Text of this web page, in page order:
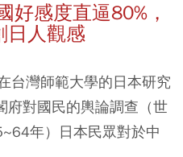
好感度直逼80%，
日人觀感
台灣師範大學的日本研究
府對國民的輿論調查（世
年）日本民眾對於中